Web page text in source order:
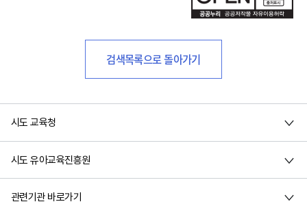
검색목록으로 돌아가기
시도 교육청
시도 유아교육진흥원
관련기관 바로가기